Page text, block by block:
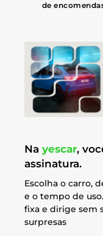
de
Na yescar,
assinatura.
Escolha o carro,
e o tempo de
fixa e dirige sem
surpresas